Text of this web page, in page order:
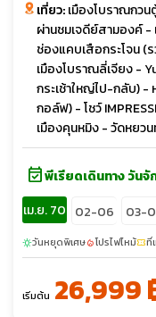
เที่ยว:เมืองโบราณกว
ผ่านชมเจดีย์สามองค์
ช่องแคบเสือกระโจน (
เมืองโบราณลี่เจียง -
กระเช้าใหญ่ไป-กลับ) -
กอล์ฟ) - โชว์
เมืองคุนหมิง - วัดหยว
event_availableพีเรียดเดินทาง วันจั
เม.ย. 70 02-06 03-
sunnyวันหยุดพิเศษlocal_fire_departmentโปรไฟไหม้confirmation_numberที่
เริ่มต้น 26,999